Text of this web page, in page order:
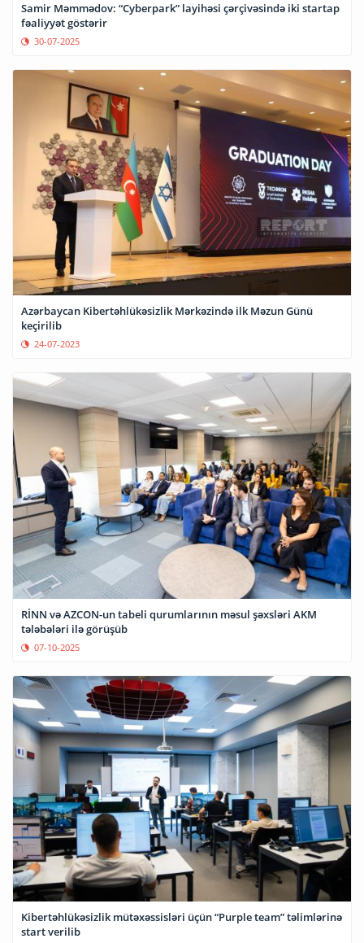
Samir Məmmədov: “Cyberpark” layihəsi çərçivəsində iki startap
fəaliyyət göstərir
30-07-2025
Azərbaycan Kibertəhlükəsizlik Mərkəzində ilk Məzun Günü
keçirilib
24-07-2023
RİNN və AZCON-un tabeli qurumlarının məsul şəxsləri AKM
tələbələri ilə görüşüb
07-10-2025
Kibertəhlükəsizlik mütəxəssisləri üçün “Purple team” təlimlərinə
start verilib